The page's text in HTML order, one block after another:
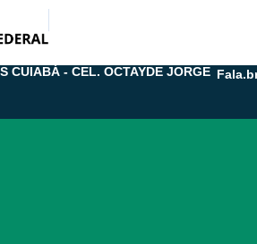
CUIABÁ - CEL. OCTAYDE JORGE